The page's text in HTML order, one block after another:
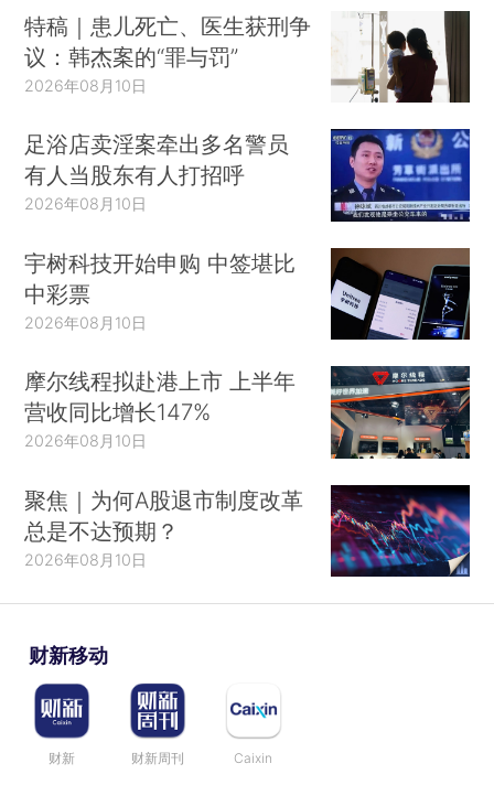
特稿｜患儿死亡、医生获刑争
议：韩杰案的“罪与罚”
2026年08月10日
足浴店卖淫案牵出多名警员
有人当股东有人打招呼
2026年08月10日
宇树科技开始申购 中签堪比
中彩票
2026年08月10日
摩尔线程拟赴港上市 上半年
营收同比增长147%
2026年08月10日
聚焦｜为何A股退市制度改革
总是不达预期？
2026年08月10日
财新移动
财新 财新周刊 Caixin